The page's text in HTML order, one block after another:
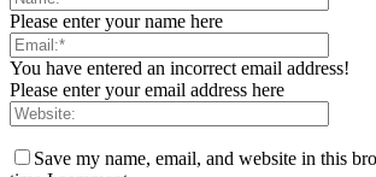
Please enter your name here
You have entered an incorrect email address!
Please enter your email address here
Save my name, email, and website in this